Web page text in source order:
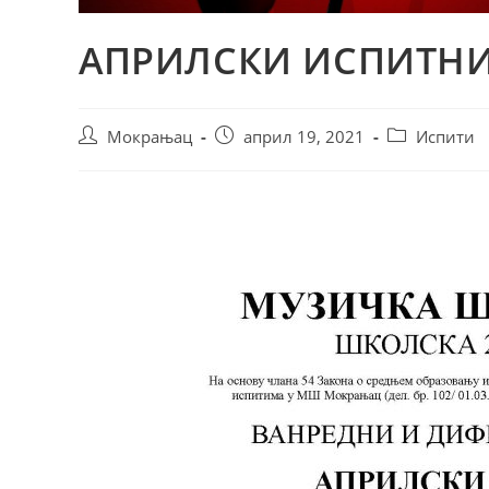
АПРИЛСКИ
Мокрањац април 19, 2021 Испити